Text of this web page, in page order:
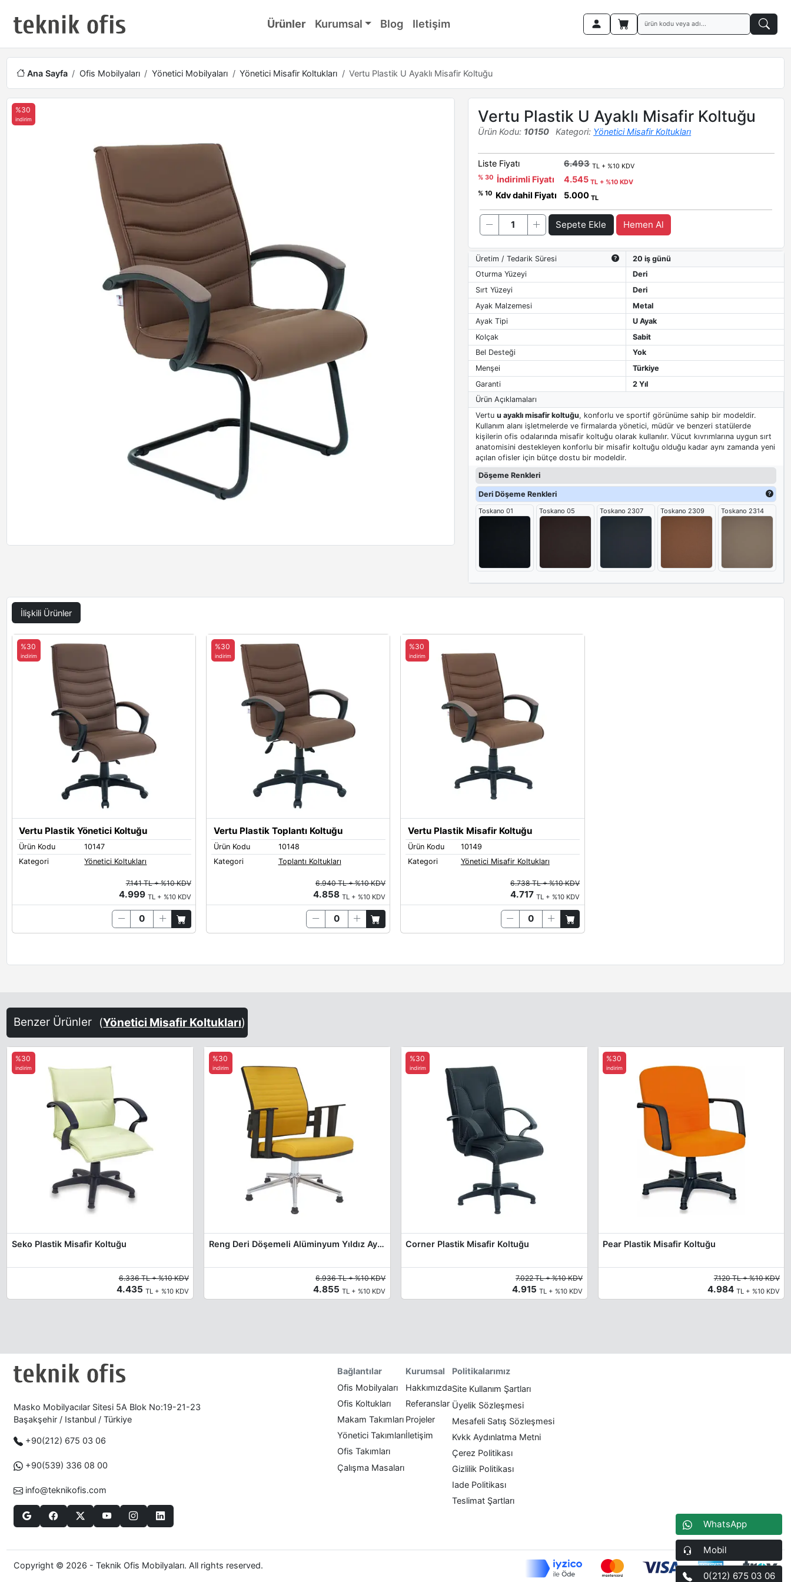
Ürünler Kurumsal Blog Iletişim
Ana Sayfa Ofis Mobilyaları Yönetici Mobilyaları Yönetici Misafir Koltukları Vertu Plastik U Ayaklı Misafir Koltuğu
%30
indirim Vertu Plastik U Ayaklı Misafir Koltuğu
Ürün Kodu: 10150 Kategori: Yönetici Misafir Koltukları
Liste Fiyatı 6.493 TL + %10 KDV
% 30 İndirimli Fiyatı 4.545TL + %10 KDV
% 10 Kdv dahil Fiyatı 5.000TL
Sepete Ekle Hemen Al
Üretim / Tedarik Süresi
20 iş günü
Oturma Yüzeyi
Deri
Sırt Yüzeyi
Deri
Ayak Malzemesi
Metal
Ayak Tipi
U Ayak
Kolçak
Sabit
Bel Desteği
Yok
Menşei
Türkiye
Garanti
2 Yıl
Ürün Açıklamaları
Vertu u ayaklı misafir koltuğu, konforlu ve sportif görünüme sahip bir modeldir.
Kullanım alanı işletmelerde ve firmalarda yönetici, müdür ve benzeri statülerde
kişilerin ofis odalarında misafir koltuğu olarak kullanılır. Vücut kıvrımlarına uygun sırt
anatomisini destekleyen konforlu bir misafir koltuğu olduğu kadar aynı zamanda yeni
açılan ofisler için bütçe dostu bir modeldir.
Döşeme Renkleri
Deri Döşeme Renkleri
Toskano 01 Toskano 05 Toskano 2307 Toskano 2309 Toskano 2314
İlişkili Ürünler
Vertu Plastik Yönetici Koltuğu
Ürün Kodu
10147
Kategori
Yönetici Koltukları
%30
indirim
7.141 TL + %10 KDV
4.999 TL + %10 KDV
Vertu Plastik Toplantı Koltuğu
Ürün Kodu
10148
Kategori
Toplantı Koltukları
%30
indirim
6.940 TL + %10 KDV
4.858 TL + %10 KDV
Vertu Plastik Misafir Koltuğu
Ürün Kodu
10149
Kategori
Yönetici Misafir Koltukları
%30
indirim
6.738 TL + %10 KDV
4.717TL + %10 KDV
Benzer Ürünler (Yönetici Misafir Koltukları)
Seko Plastik Misafir Koltuğu
%30
indirim
6.336 TL + %10 KDV
4.435 TL + %10 KDV
Reng Deri Döşemeli Alüminyum Yıldız Ayak Misafir Koltuğu
%30
indirim
6.936 TL + %10 KDV
4.855TL + %10 KDV
Corner Plastik Misafir Koltuğu
%30
indirim
7.022 TL + %10 KDV
4.915TL + %10 KDV
Pear Plastik Misafir Koltuğu
%30
indirim
7.120 TL + %10 KDV
4.984 TL + %10 KDV
WhatsApp
Mobil
0(212) 675 03 06
Masko Mobilyacılar Sitesi 5A Blok No:19-21-23
Başakşehir / Istanbul / Türkiye
+90(212) 675 03 06
+90(539) 336 08 00
info@teknikofis.com
Bağlantılar
Ofis Mobilyaları
Ofis Koltukları
Makam Takımları
Yönetici Takımları
Ofis Takımları
Çalışma Masaları
Kurumsal
Hakkımızda
Referanslar
Projeler
İletişim
Politikalarımız
Site Kullanım Şartları
Üyelik Sözleşmesi
Mesafeli Satış Sözleşmesi
Kvkk Aydınlatma Metni
Çerez Politikası
Gizlilik Politikası
Iade Politikası
Teslimat Şartları
Copyright © 2026 - Teknik Ofis Mobilyaları. All rights reserved.